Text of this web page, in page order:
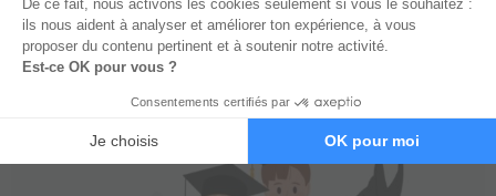
Je profite de mon entretien offert